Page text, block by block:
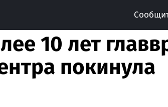
10 лет
покинула